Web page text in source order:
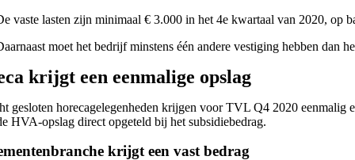
vaste lasten zijn minimaal € 3.000 in het 4e kwartaal van 2020, op
moet het bedrijf minstens één andere vestiging hebben dan
krijgt een eenmalige opslag
gesloten horecagelegenheden krijgen voor TVL Q4 2020
HVA-opslag direct opgeteld bij het subsidiebedrag.
krijgt een vast bedrag